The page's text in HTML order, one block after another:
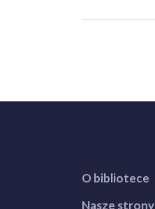
O bibliotece
Nasze strony